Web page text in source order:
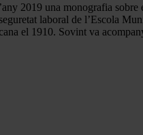
2019 una monografia
laboral de l’Escola
el 1910. Sovint va